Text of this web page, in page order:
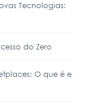
Tecnologias:
do Zero
O que é e